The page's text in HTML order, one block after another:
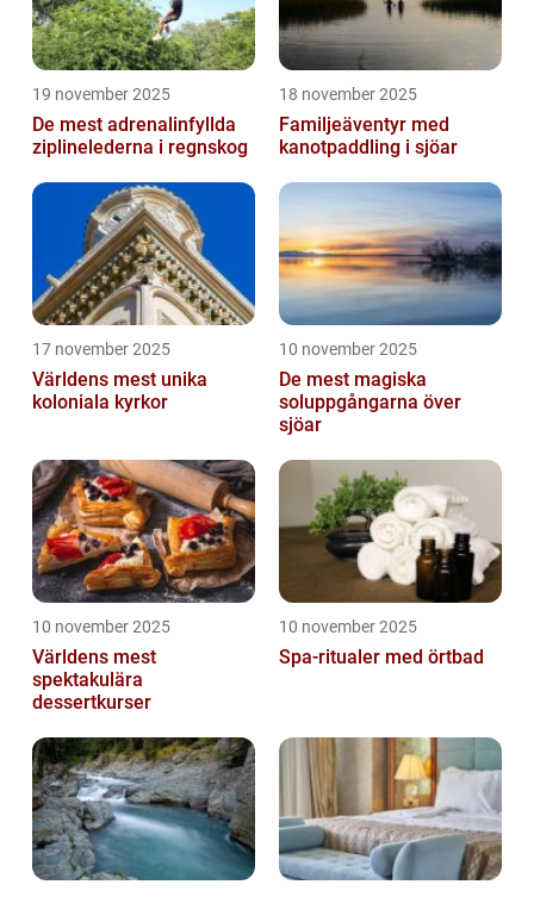
19 november 2025
De mest adrenalinfyllda
ziplinelederna i regnskog
18 november 2025
Familjeäventyr med
kanotpaddling i sjöar
17 november 2025
Världens mest unika
koloniala kyrkor
10 november 2025
De mest magiska
soluppgångarna över
sjöar
10 november 2025
Världens mest
spektakulära
dessertkurser
10 november 2025
Spa-ritualer med örtbad